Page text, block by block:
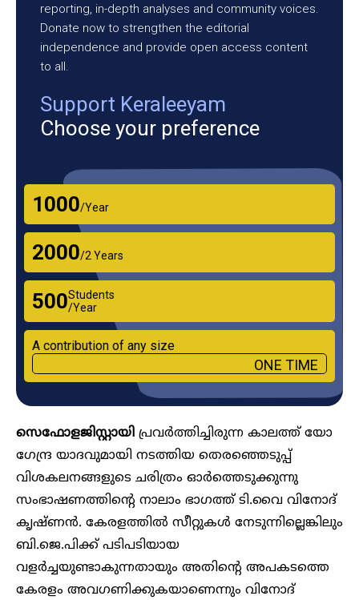
reporting, in-depth analyses and community voices.
Donate now to strengthen the editorial
independence and provide open access content
to all.
Support Keraleeyam
Choose your preference
₹1000/Year
₹2000/2 Years
₹500Students
/Year
A contribution of any size
ONE TIME
സെഫോളജിസ്റ്റായി പ്രവർത്തിച്ചിരുന്ന കാലത്ത് യോ​
ഗേന്ദ്ര യാദവുമായി നടത്തിയ തെരഞ്ഞെടുപ്പ്
വിശകലനങ്ങളുടെ ചരിത്രം ഓർത്തെടുക്കുന്നു
സംഭാഷണത്തിന്റെ നാലാം ഭാ​ഗത്ത് ടി.വൈ വിനോദ്
കൃഷ്ണൻ. കേരളത്തി​ൽ സീറ്റുകൾ നേടുന്നില്ലെങ്കിലും
ബി.ജെ.പിക്ക് പടിപടിയായ
വളർച്ചയുണ്ടാകുന്നതായും അതിന്റെ അപകടത്തെ
കേരളം അവ​ഗണിക്കുകയാണെന്നും വിനോദ്